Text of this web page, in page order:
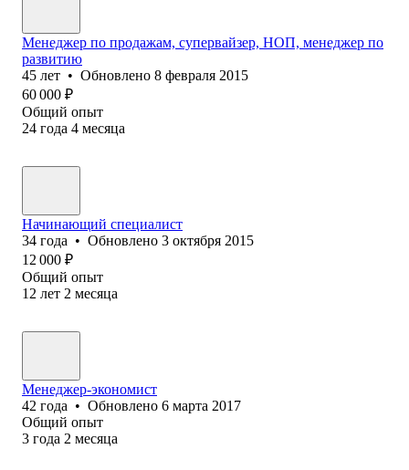
Менеджер по продажам, супервайзер, НОП, менеджер по
развитию
45 лет • Обновлено 8 февраля 2015
60 000 ₽
Общий опыт
24 года 4 месяца
Начинающий специалист
34 года • Обновлено 3 октября 2015
12 000 ₽
Общий опыт
12 лет 2 месяца
Менеджер-экономист
42 года • Обновлено 6 марта 2017
Общий опыт
3 года 2 месяца